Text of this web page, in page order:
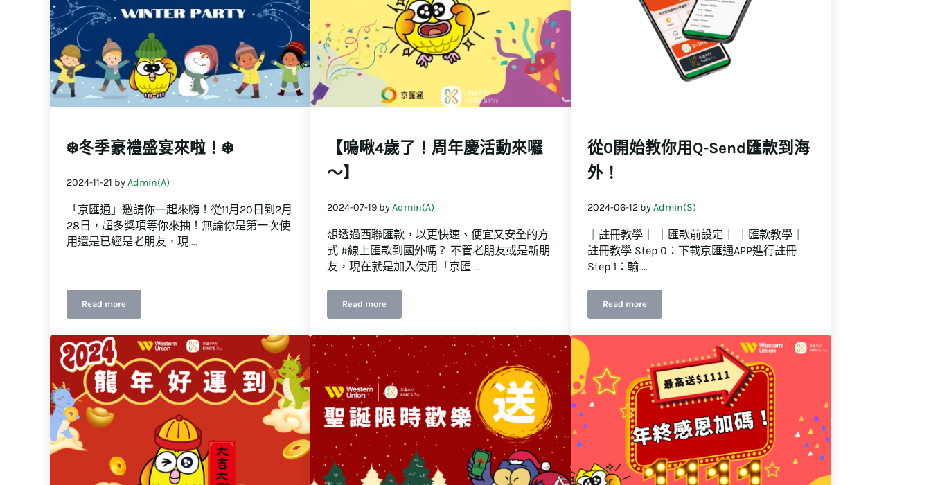
❄️冬季豪禮盛宴來啦！❄️
2024-11-21 byAdmin(A)
「京匯通」邀請你一起來嗨！從11月20日到2月
28日，超多獎項等你來抽！無論你是第一次使
用還是已經是老朋友，現 …
Read more❄️冬季豪禮盛宴來啦！❄️
【嗚啾4歲了！周年慶活動來囉
～】
2024-07-19 byAdmin(A)
想透過西聯匯款，以更快速、便宜又安全的方
式 #線上匯款到國外嗎？ 不管老朋友或是新朋
友，現在就是加入使用「京匯 …
Read more【嗚啾4歲了！周年慶活動來囉～】
從0開始教你用Q-Send匯款到海
外！
2024-06-12 byAdmin(S)
｜註冊教學｜ ｜匯款前設定｜ ｜匯款教學｜
註冊教學 Step 0：下載京匯通APP進行註冊
Step 1：輸 …
Read more從0開始教你用Q-Send匯款到海外！